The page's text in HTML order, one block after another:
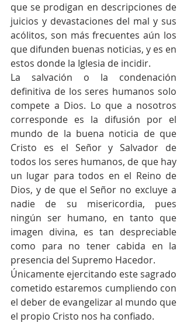
que se prodigan en descripciones de
juicios y devastaciones del mal y sus
acólitos, son más frecuentes aún los
que difunden buenas noticias, y es en
estos donde la Iglesia de incidir.
La salvación o la condenación
definitiva de los seres humanos solo
compete a Dios. Lo que a nosotros
corresponde es la difusión por el
mundo de la buena noticia de que
Cristo es el Señor y Salvador de
todos los seres humanos, de que hay
un lugar para todos en el Reino de
Dios, y de que el Señor no excluye a
nadie de su misericordia, pues
ningún ser humano, en tanto que
imagen divina, es tan despreciable
como para no tener cabida en la
presencia del Supremo Hacedor.
Únicamente ejercitando este sagrado
cometido estaremos cumpliendo con
el deber de evangelizar al mundo que
el propio Cristo nos ha confiado.